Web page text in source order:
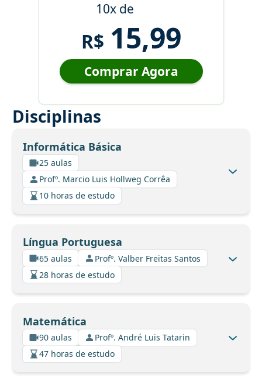
10x de
R$ 15,99
Comprar Agora
Disciplinas
Informática Básica
25 aulas
Profº. Marcio Luis Hollweg Corrêa
10 horas de estudo
Língua Portuguesa
65 aulas
Profº. Valber Freitas Santos
28 horas de estudo
Matemática
90 aulas
Profº. André Luis Tatarin
47 horas de estudo